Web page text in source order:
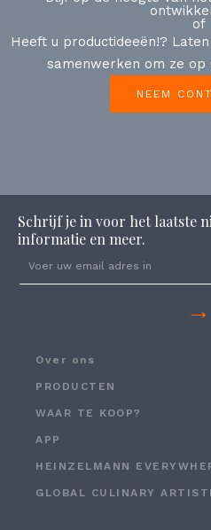
of
Heeft u productideeën!?
samenwerken om ze
NEEM
Schrijf je in voor het laatste
informatie en meer.
→
Over ons
PRODUCTEN
WAAR TE KOOP?
APP
HEINZELMANN
GLOBAL CULINARY